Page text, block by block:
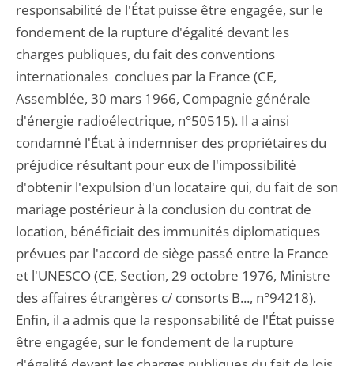
responsabilité de l'État puisse être engagée, sur le
fondement de la rupture d'égalité devant les
charges publiques, du fait des conventions
internationales conclues par la France (CE,
Assemblée, 30 mars 1966, Compagnie générale
d'énergie radioélectrique, n°50515). Il a ainsi
condamné l'État à indemniser des propriétaires du
préjudice résultant pour eux de l'impossibilité
d'obtenir l'expulsion d'un locataire qui, du fait de son
mariage postérieur à la conclusion du contrat de
location, bénéficiait des immunités diplomatiques
prévues par l'accord de siège passé entre la France
et l'UNESCO (CE, Section, 29 octobre 1976, Ministre
des affaires étrangères c/ consorts B..., n°94218).
Enfin, il a admis que la responsabilité de l'État puisse
être engagée, sur le fondement de la rupture